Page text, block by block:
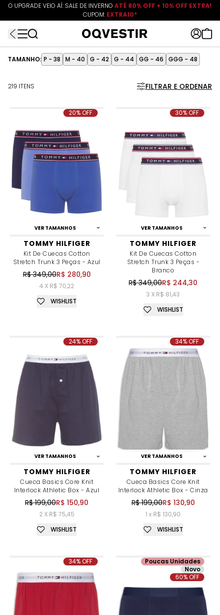
O UPGRADE VEIO AÍ: SALE DE INVERNO ATÉ 80% OFF + 10% OFF EXTRA!
CUPOM: EXTRA10*
10% OFF EXTRA
CUPOM:
EXTRA10FRETEAPP
R$499*
TAMANHO: P - 38 M - 40 G - 42 G - 44 GG - 46 GGG - 48
219 ITENS FILTRAR E ORDENAR
VER TAMANHOS
TOMMY HILFIGER
Kit De Cuecas Cotton
Stretch Trunk 3 Peças - Azul
R$ 349,00R$ 280,90
4 X R$ 70,22
20% OFF
WISHLIST
VER TAMANHOS
TOMMY HILFIGER
Kit De Cuecas Cotton
Stretch Trunk 3 Peças -
Branco
R$ 349,00R$ 244,30
3 X R$ 81,43
30% OFF
WISHLIST
VER TAMANHOS
TOMMY HILFIGER
Cueca Basics Core Knit
Interlock Athletic Box - Azul
R$ 199,00R$ 150,90
2 X R$ 75,45
24% OFF
WISHLIST
VER TAMANHOS
TOMMY HILFIGER
Cueca Basics Core Knit
Interlock Athletic Box - Cinza
R$ 199,00R$ 130,90
1 x R$ 130,90
34% OFF
WISHLIST
34% OFF
Poucas Unidades
Novo
60% OFF